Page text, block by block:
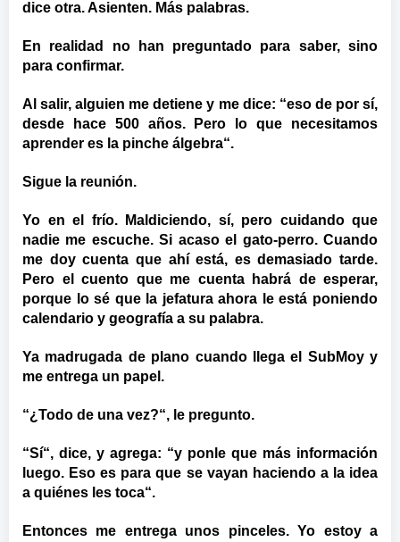
dice otra. Asienten. Más palabras.
En realidad no han preguntado para saber, sino
para confirmar.
Al salir, alguien me detiene y me dice: “eso de por sí,
desde hace 500 años. Pero lo que necesitamos
aprender es la pinche álgebra“.
Sigue la reunión.
Yo en el frío. Maldiciendo, sí, pero cuidando que
nadie me escuche. Si acaso el gato-perro. Cuando
me doy cuenta que ahí está, es demasiado tarde.
Pero el cuento que me cuenta habrá de esperar,
porque lo sé que la jefatura ahora le está poniendo
calendario y geografía a su palabra.
Ya madrugada de plano cuando llega el SubMoy y
me entrega un papel.
“¿Todo de una vez?“, le pregunto.
“Sí“, dice, y agrega: “y ponle que más información
luego. Eso es para que se vayan haciendo a la idea
a quiénes les toca“.
Entonces me entrega unos pinceles. Yo estoy a